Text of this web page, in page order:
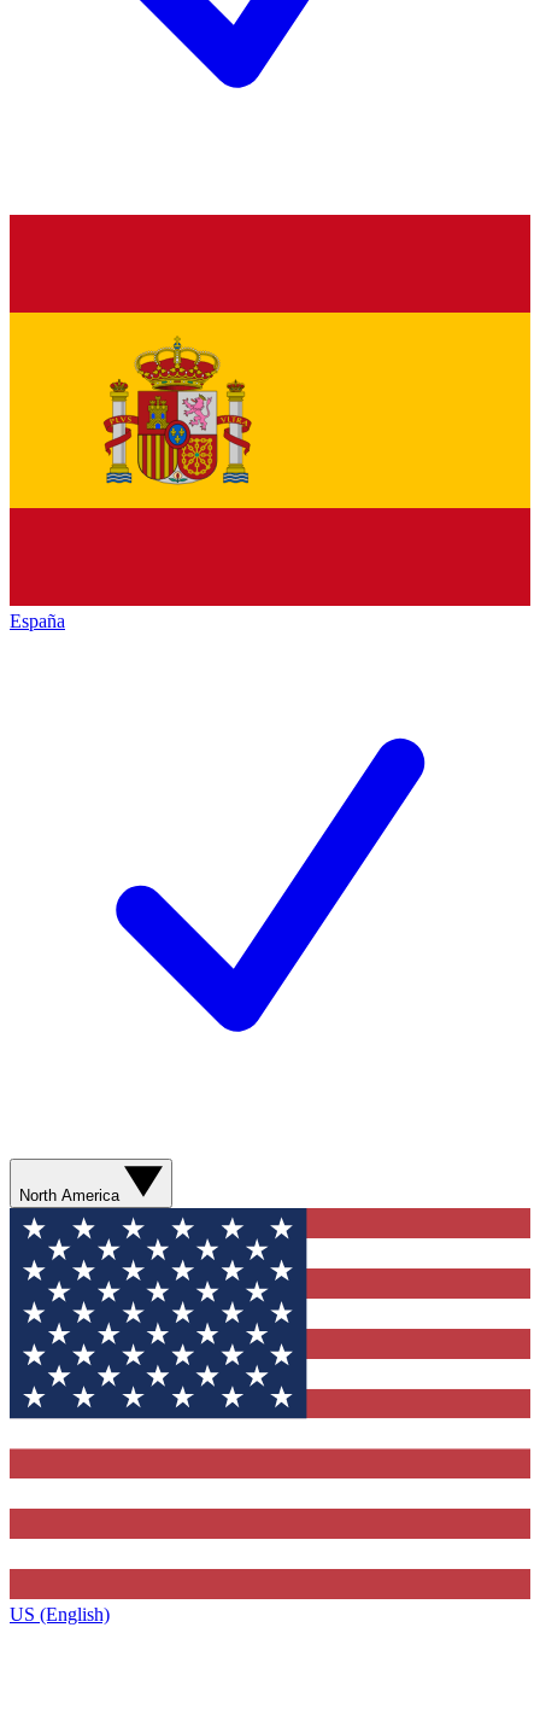
España
North America
US (English)